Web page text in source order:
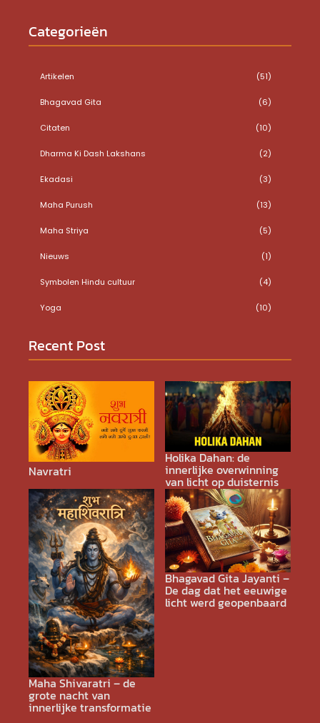
Categorieën
Artikelen (51)
Bhagavad Gita (6)
Citaten (10)
Dharma Ki Dash Lakshans (2)
Ekadasi (3)
Maha Purush (13)
Maha Striya (5)
Nieuws (1)
Symbolen Hindu cultuur (4)
Yoga (10)
Recent Post
Navratri
Holika Dahan: de
innerlijke overwinning
van licht op duisternis
Maha Shivaratri – de
grote nacht van
innerlijke transformatie
Bhagavad Gita Jayanti –
De dag dat het eeuwige
licht werd geopenbaard